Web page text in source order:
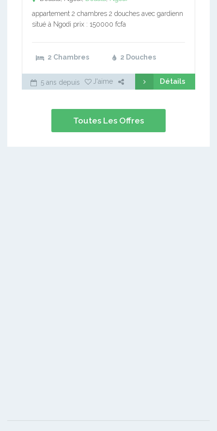
appartement 2 chambres 2 douches avec gardienn
situé à Ngodi prix : 150000 fcfa
2 Chambres 2 Douches
5 ans depuis J'aime Détails
Toutes Les Offres